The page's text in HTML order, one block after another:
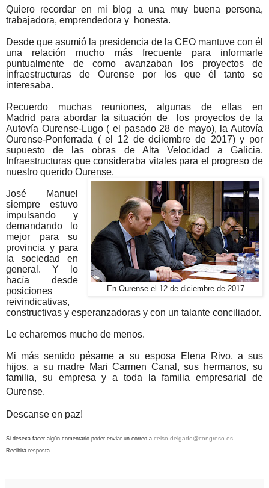
Quiero recordar en mi blog a una muy buena persona,
trabajadora, emprendedora y honesta.
Desde que asumió la presidencia de la CEO mantuve con él
una relación mucho más frecuente para informarle
puntualmente de como avanzaban los proyectos de
infraestructuras de Ourense por los que él tanto se
interesaba.
Recuerdo muchas reuniones, algunas de ellas en
Madrid para abordar la situación de
los proyectos de la
Autovía Ourense-Lugo ( el pasado 28 de mayo), la Autovía
Ourense-Ponferrada ( el 12 de dciiembre de 2017) y por
supuesto de las obras de Alta Velocidad a Galicia.
Infraestructuras que consideraba vitales para el progreso de
nuestro querido Ourense.
En Ourense el 12 de diciembre de 2017
José Manuel
siempre estuvo
impulsando y
demandando lo
mejor para su
provincia y para
la sociedad en
general. Y lo
hacía desde
posiciones
reivindicativas,
constructivas y esperanzadoras y con un talante conciliador.
Le echaremos mucho de menos.
Mi más sentido pésame a su esposa Elena Rivo, a sus
hijos, a su madre Mari Carmen Canal, sus hermanos, su
familia, su empresa y a toda la familia empresarial de
Ourense.
Descanse en paz!
Si desexa facer algún comentario poder enviar un correo a celso.delgado@congreso.es
Recibirá resposta